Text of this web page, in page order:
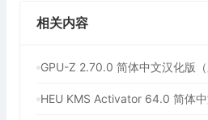
相关内容
GPU-Z 2.70.0 简体中文汉化版（